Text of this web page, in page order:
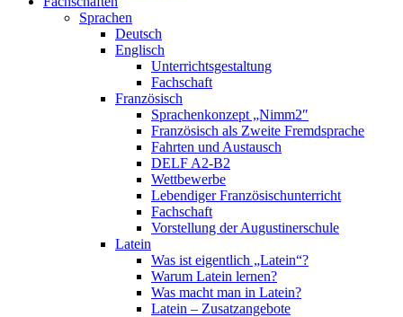
Sprachen
Deutsch
Englisch
Unterrichtsgestaltung
Fachschaft
Französisch
Sprachenkonzept „Nimm2″
Französisch als Zweite Fremdsprache
Fahrten und Austausch
DELF A2-B2
Wettbewerbe
Lebendiger Französischunterricht
Fachschaft
Vorstellung der Augustinerschule
Latein
Was ist eigentlich „Latein“?
Warum Latein lernen?
Was macht man in Latein?
Latein – Zusatzangebote